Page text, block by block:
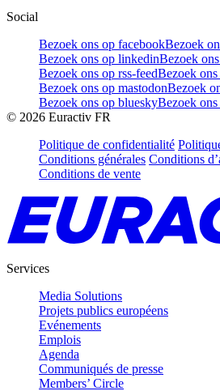
Social
Bezoek ons op facebookBezoek
Bezoek ons op linkedinBezoek
Bezoek ons op rss-feedBezoek
Bezoek ons op mastodonBezoek
Bezoek ons op blueskyBezoek
© 2026 Euractiv FR
Politique de confidentialité
Conditions générales Conditions
Conditions de vente
Services
Media Solutions
Projets publics européens
Evénements
Emplois
Agenda
Communiqués de presse
Members’ Circle